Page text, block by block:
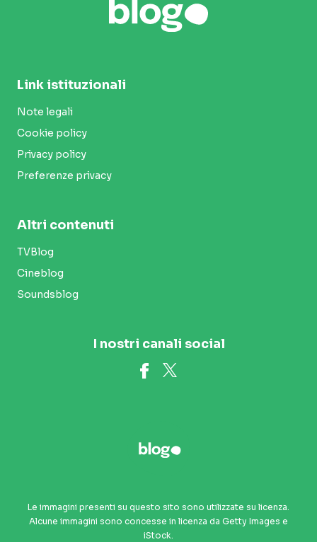
Link istituzionali
Note legali
Cookie policy
Privacy policy
Preferenze privacy
Altri contenuti
TVBlog
Cineblog
Soundsblog
I nostri canali social
Le immagini presenti su questo sito sono utilizzate su licenza.
Alcune immagini sono concesse in licenza da Getty Images e
iStock.